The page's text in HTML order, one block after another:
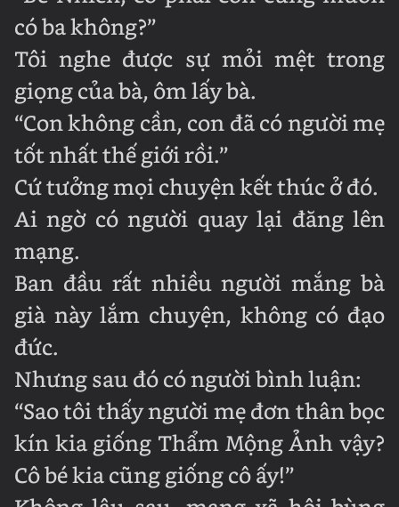
có ba không?”
Tôi nghe được sự mỏi mệt trong
giọng của bà, ôm lấy bà.
“Con không cần, con đã có người mẹ
tốt nhất thế giới rồi.”
Cứ tưởng mọi chuyện kết thúc ở đó.
Ai ngờ có người quay lại đăng lên
mạng.
Ban đầu rất nhiều người mắng bà
già này lắm chuyện, không có đạo
đức.
Nhưng sau đó có người bình luận:
“Sao tôi thấy người mẹ đơn thân bọc
kín kia giống Thẩm Mộng Ảnh vậy?
Cô bé kia cũng giống cô ấy!”